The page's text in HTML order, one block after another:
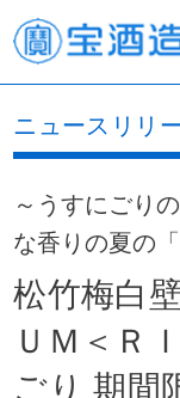
ニュースリリ
～うすにごり
な香りの夏の
松竹梅白
ＵＭ＜Ｒ
ごり 期間